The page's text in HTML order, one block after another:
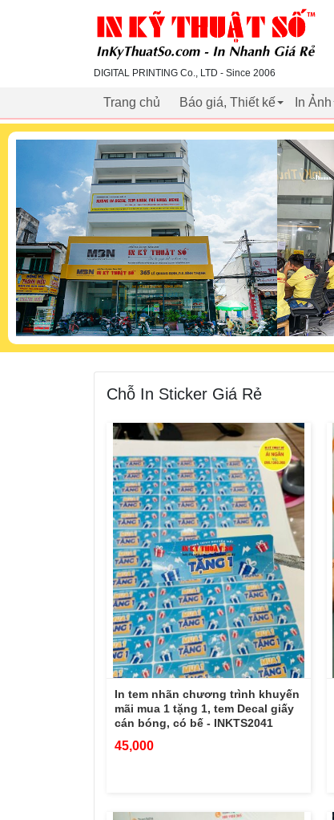
inkythuatso.com
DIGITAL PRINTING Co., LTD - Since 2006
Trang chủ Báo giá, Thiết kế In Ảnh
Chỗ In Sticker Giá Rẻ
In tem nhãn chương trình khuyến
mãi mua 1 tặng 1, tem Decal giấy
cán bóng, có bế - INKTS2041
45,000